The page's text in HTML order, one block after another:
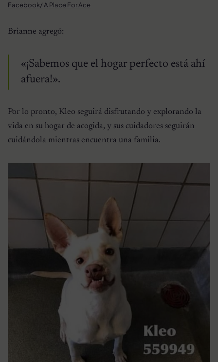
Facebook/ A Place For Ace
Brianne agregó:
«¡Sabemos que el hogar perfecto está ahí
afuera!».
Por lo pronto, Kleo seguirá disfrutando y explorando la
vida en su hogar de acogida, y sus cuidadores seguirán
cuidándola mientras encuentra una familia.